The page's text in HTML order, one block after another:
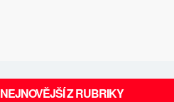
NEJNOVĚJŠÍ Z RUBRIKY